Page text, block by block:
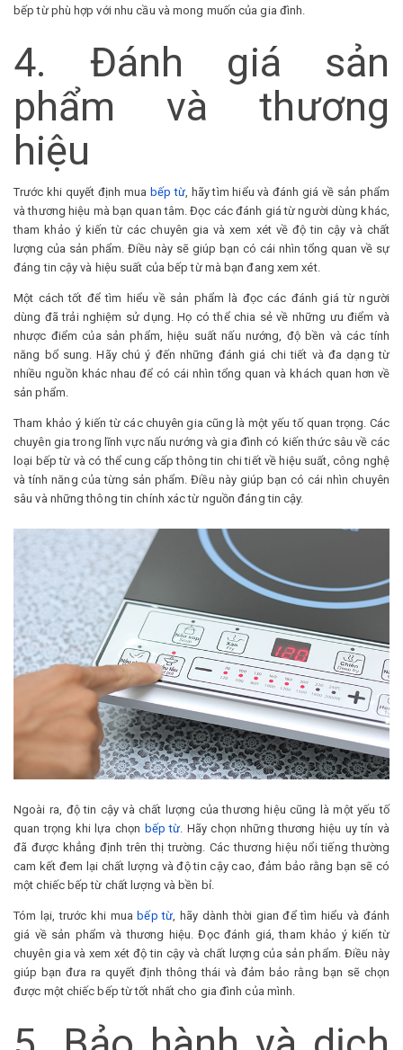
bếp từ phù hợp với nhu cầu và mong muốn của gia đình.
4. Đánh giá sản
phẩm và thương
hiệu
Trước khi quyết định mua bếp từ, hãy tìm hiểu và đánh giá về sản phẩm
và thương hiệu mà bạn quan tâm. Đọc các đánh giá từ người dùng khác,
tham khảo ý kiến từ các chuyên gia và xem xét về độ tin cậy và chất
lượng của sản phẩm. Điều này sẽ giúp bạn có cái nhìn tổng quan về sự
đáng tin cậy và hiệu suất của bếp từ mà bạn đang xem xét.
Một cách tốt để tìm hiểu về sản phẩm là đọc các đánh giá từ người
dùng đã trải nghiệm sử dụng. Họ có thể chia sẻ về những ưu điểm và
nhược điểm của sản phẩm, hiệu suất nấu nướng, độ bền và các tính
năng bổ sung. Hãy chú ý đến những đánh giá chi tiết và đa dạng từ
nhiều nguồn khác nhau để có cái nhìn tổng quan và khách quan hơn về
sản phẩm.
Tham khảo ý kiến từ các chuyên gia cũng là một yếu tố quan trọng. Các
chuyên gia trong lĩnh vực nấu nướng và gia đình có kiến thức sâu về các
loại bếp từ và có thể cung cấp thông tin chi tiết về hiệu suất, công nghệ
và tính năng của từng sản phẩm. Điều này giúp bạn có cái nhìn chuyên
sâu và những thông tin chính xác từ nguồn đáng tin cậy.
Ngoài ra, độ tin cậy và chất lượng của thương hiệu cũng là một yếu tố
quan trọng khi lựa chọn bếp từ . Hãy chọn những thương hiệu uy tín và
đã được khẳng định trên thị trường. Các thương hiệu nổi tiếng thường
cam kết đem lại chất lượng và độ tin cậy cao, đảm bảo rằng bạn sẽ có
một chiếc bếp từ chất lượng và bền bỉ.
Tóm lại, trước khi mua bếp từ , hãy dành thời gian để tìm hiểu và đánh
giá về sản phẩm và thương hiệu. Đọc đánh giá, tham khảo ý kiến từ
chuyên gia và xem xét độ tin cậy và chất lượng của sản phẩm. Điều này
giúp bạn đưa ra quyết định thông thái và đảm bảo rằng bạn sẽ chọn
được một chiếc bếp từ tốt nhất cho gia đình của mình.